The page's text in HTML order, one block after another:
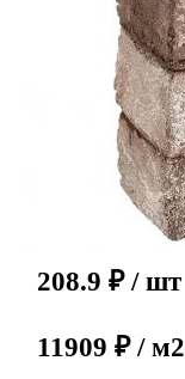
208.9 ₽ / шт
11909 ₽ / м2